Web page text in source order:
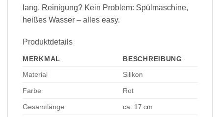
lang. Reinigung? Kein Problem: Spülmaschine,
heißes Wasser – alles easy.
Produktdetails
MERKMAL
BESCHREIBUNG
Material
Silikon
Farbe Rot
Gesamtlänge ca. 17 cm